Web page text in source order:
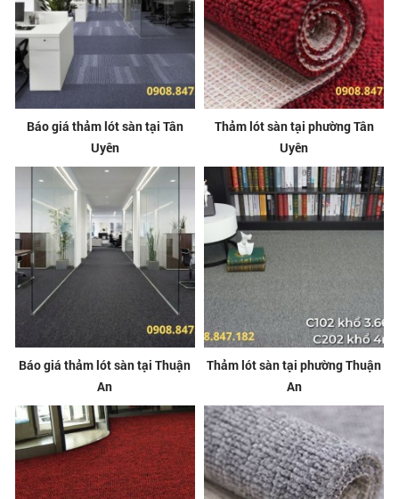
Báo giá thảm lót sàn tại Tân
Uyên
Thảm lót sàn tại phường Tân
Uyên
Báo giá thảm lót sàn tại Thuận
An
Thảm lót sàn tại phường Thuận
An